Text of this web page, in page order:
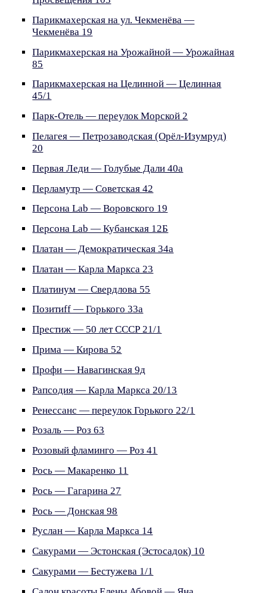
Парикмахерская на ул. Чекменёва —
Чекменёва 19
Парикмахерская на Урожайной — Урожайная
85
Парикмахерская на Целинной — Целинная
45/1
Парк-Отель — переулок Морской 2
Пелагея — Петрозаводская (Орёл-Изумруд)
20
Первая Леди — Голубые Дали 40а
Перламутр — Советская 42
Персона Lab — Воровского 19
Персона Lab — Кубанская 12Б
Платан — Демократическая 34а
Платан — Карла Маркса 23
Платинум — Свердлова 55
Позитиff — Горького 33а
Престиж — 50 лет СССР 21/1
Прима — Кирова 52
Профи — Навагинская 9д
Рапсодия — Карла Маркса 20/13
Ренессанс — переулок Горького 22/1
Розаль — Роз 63
Розовый фламинго — Роз 41
Рось — Макаренко 11
Рось — Гагарина 27
Рось — Донская 98
Руслан — Карла Маркса 14
Сакурами — Эстонская (Эстосадок) 10
Сакурами — Бестужева 1/1